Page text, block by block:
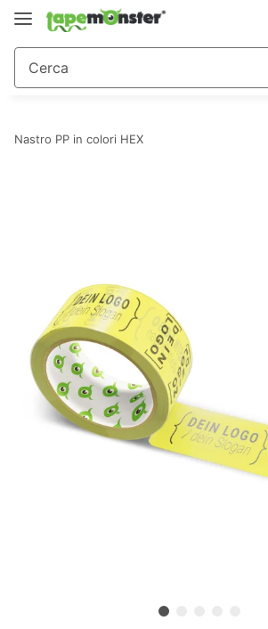
Nastro PP in colori HEX